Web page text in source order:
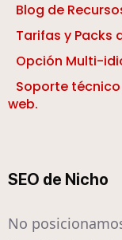
Blog de
Tarifas y Packs
Opción Multi-
Soporte
web.
SEO de Nicho
No